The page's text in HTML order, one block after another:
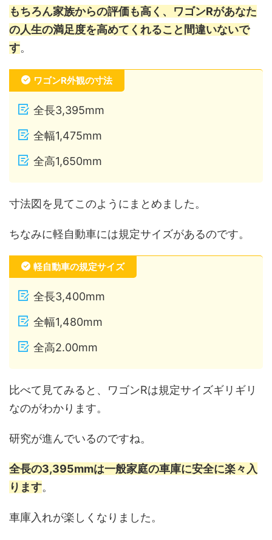
もちろん家族からの評価も高く、ワゴンRがあなた
の人生の満足度を高めてくれること間違いないで
す。
ワゴンR外観の寸法
全長3,395mm
全幅1,475mm
全高1,650mm
寸法図を見てこのようにまとめました。
ちなみに軽自動車には規定サイズがあるのです。
軽自動車の規定サイズ
全長3,400mm
全幅1,480mm
全高2.00mm
比べて見てみると、ワゴンRは規定サイズギリギリ
なのがわかります。
研究が進んでいるのですね。
全長の3,395mmは一般家庭の車庫に安全に楽々入
ります。
車庫入れが楽しくなりました。